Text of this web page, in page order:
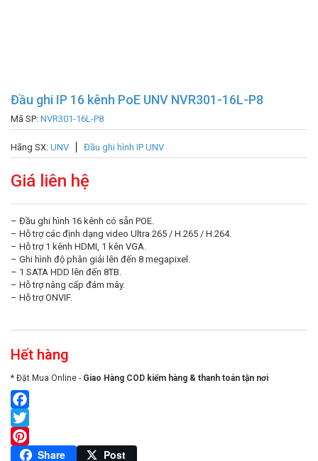
Đầu ghi IP 16 kênh PoE UNV NVR301-16L-P8
Mã SP: NVR301-16L-P8
Hãng SX: UNV Đầu ghi hình IP UNV
Giá liên hệ
– Đầu ghi hình 16 kênh có sẵn POE.
– Hỗ trợ các định dạng video Ultra 265 / H.265 / H.264.
– Hỗ trợ 1 kênh HDMI, 1 kên VGA.
– Ghi hình độ phân giải lên đến 8 megapixel.
– 1 SATA HDD lên đến 8TB.
– Hỗ trợ nâng cấp đám mây.
– Hỗ trợ ONVIF.
Hết hàng
* Đặt Mua Online - Giao Hàng COD kiểm hàng & thanh toán tận nơi
Facebook
Twitter
Pinterest
Share Post